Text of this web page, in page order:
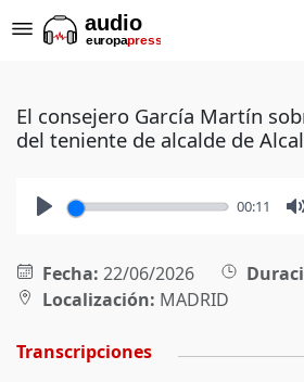
El consejero García Martín
del teniente de alcalde de
00:11
Fecha: 22/06/2026
Localización: MADRID
Transcripciones